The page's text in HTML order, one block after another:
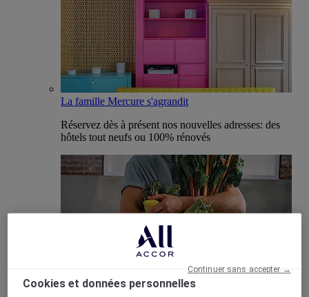
La famille Mercure s'agrandit
Réservez dès à présent nos nouvelles adresses: des
hôtels tout neufs ou 100% rénovés
Cookies et données personnelles
Continuer sans accepter →